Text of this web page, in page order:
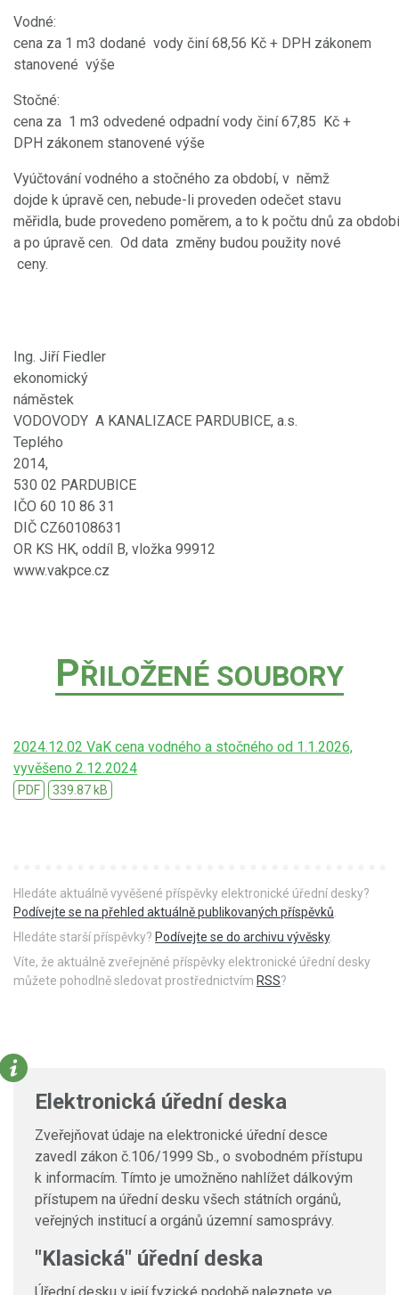
Vodné:
cena za 1 m3 dodané vody činí 68,56 Kč + DPH zákonem
stanovené výše
Stočné:
cena za 1 m3 odvedené odpadní vody činí 67,85 Kč +
DPH zákonem stanovené výše
Vyúčtování vodného a stočného za období, v němž
dojde k úpravě cen, nebude-li proveden odečet stavu
měřidla, bude provedeno poměrem, a to k počtu dnů za
a po úpravě cen. Od data změny budou použity nové
ceny.
Ing. Jiří Fiedler
ekonomický
náměstek
VODOVODY A KANALIZACE PARDUBICE, a.s.
Teplého
2014,
530 02 PARDUBICE
IČO 60 10 86 31
DIČ CZ60108631
OR KS HK, oddíl B, vložka 99912
www.vakpce.cz
PŘILOŽENÉ SOUBORY
2024.12.02 VaK cena vodného a stočného od 1.1.2026,
vyvěšeno 2.12.2024
PDF 339.87 kB
Hledáte aktuálně vyvěšené příspěvky elektronické úřední desky?
Podívejte se na přehled aktuálně publikovaných příspěvků
Hledáte starší příspěvky? Podívejte se do archivu vývěsky.
Víte, že aktuálně zveřejněné příspěvky elektronické úřední desky
můžete pohodlně sledovat prostřednictvím RSS?
Elektronická úřední deska
Zveřejňovat údaje na elektronické úřední desce
zavedl zákon č.106/1999 Sb., o svobodném přístupu
k informacím. Tímto je umožněno nahlížet dálkovým
přístupem na úřední desku všech státních orgánů,
veřejných institucí a orgánů územní samosprávy.
"Klasická" úřední deska
Úřední desku v její fyzické podobě naleznete ve